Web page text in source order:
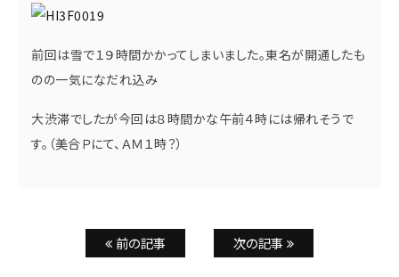
前回は雪で１９時間かかってしまいました。東名が開通したも
のの一気になだれ込み
大渋滞でしたが今回は８時間かな午前４時には帰れそうで
す。（美合Ｐにて、ＡＭ１時？）
前の記事 次の記事